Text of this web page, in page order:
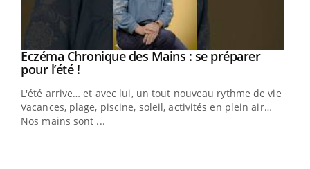
Youtube
Eczéma Chronique des Mains : se préparer
pour l’été !Youtube
L'été arrive… et avec lui, un tout nouveau rythme de vie !
Vacances, plage, piscine, soleil, activités en plein air…
Nos mains sont ...